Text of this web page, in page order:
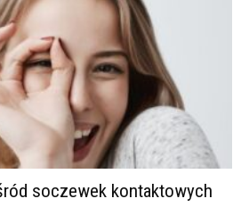
soczewek kontaktowych